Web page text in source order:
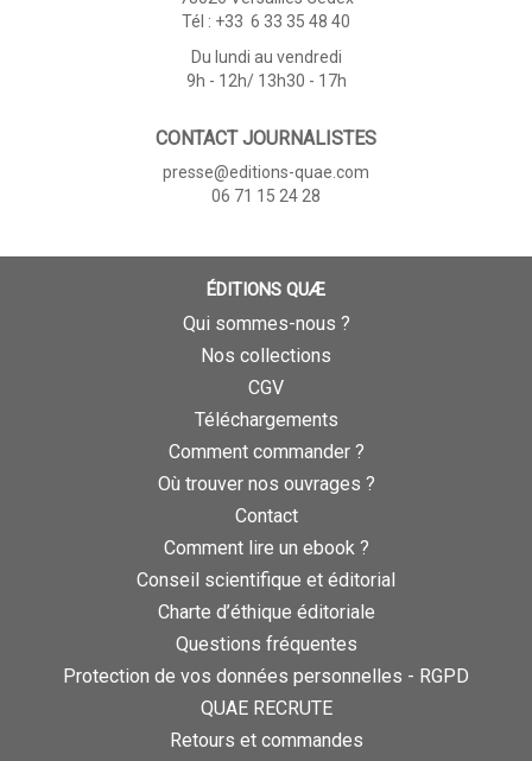
Tél : +33 6 33 35 48 40
Du lundi au vendredi
9h - 12h/ 13h30 - 17h
CONTACT JOURNALISTES
presse@editions-quae.com
06 71 15 24 28
ÉDITIONS QUÆ
Qui sommes-nous ?
Nos collections
CGV
Téléchargements
Comment commander ?
Où trouver nos ouvrages ?
Contact
Comment lire un ebook ?
Conseil scientifique et éditorial
Charte d’éthique éditoriale
Questions fréquentes
Protection de vos données personnelles - RGPD
QUAE RECRUTE
Retours et commandes